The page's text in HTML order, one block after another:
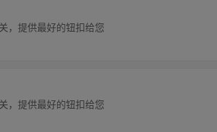
，提供最好的钮扣给您
，提供最好的钮扣给您